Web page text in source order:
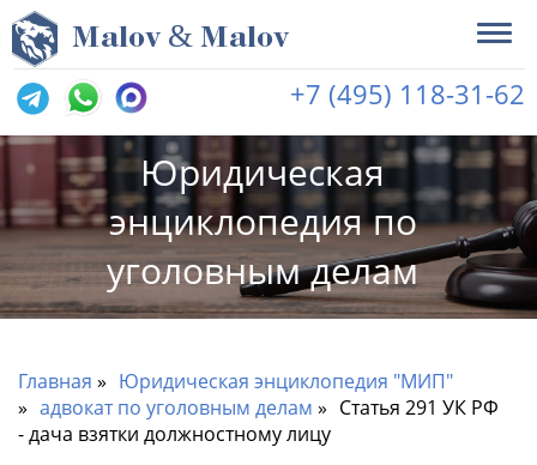
Malov & Malov
+7 (495) 118-31-62
Юридическая
энциклопедия по
уголовным делам
Главная
Юридическая энциклопедия "МИП"
адвокат по уголовным делам
Статья 291 УК РФ
- дача взятки должностному лицу